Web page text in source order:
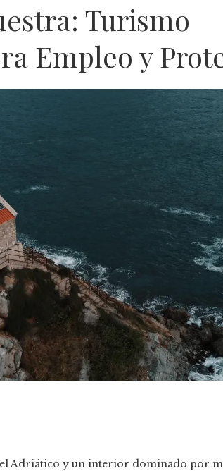
Turismo
Empleo y
Adriático y un interior dominado por